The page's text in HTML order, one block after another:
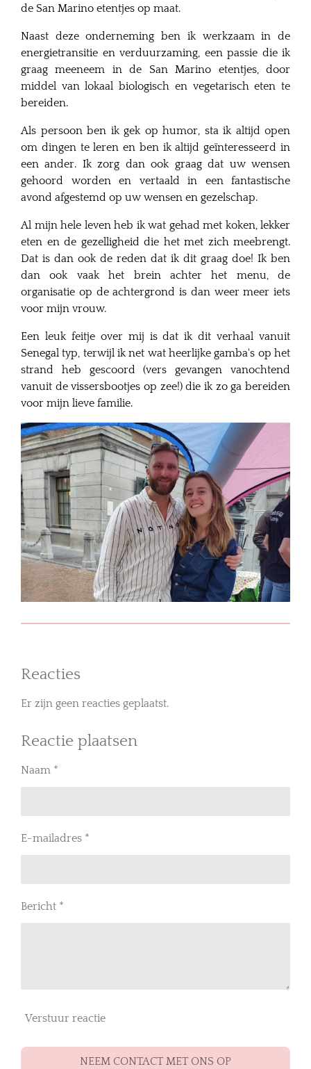
de San Marino etentjes op maat.
Naast deze onderneming ben ik werkzaam in de
energietransitie en verduurzaming, een passie die ik
graag meeneem in de San Marino etentjes, door
middel van lokaal biologisch en vegetarisch eten te
bereiden.
Als persoon ben ik gek op humor, sta ik altijd open
om dingen te leren en ben ik altijd geïnteresseerd in
een ander. Ik zorg dan ook graag dat uw wensen
gehoord worden en vertaald in een fantastische
avond afgestemd op uw wensen en gezelschap.
Al mijn hele leven heb ik wat gehad met koken, lekker
eten en de gezelligheid die het met zich meebrengt.
Dat is dan ook de reden dat ik dit graag doe! Ik ben
dan ook vaak het brein achter het menu, de
organisatie op de achtergrond is dan weer meer iets
voor mijn vrouw.
Een leuk feitje over mij is dat ik dit verhaal vanuit
Senegal typ, terwijl ik net wat heerlijke gamba's op het
strand heb gescoord (vers gevangen vanochtend
vanuit de vissersbootjes op zee!) die ik zo ga bereiden
voor mijn lieve familie.
Reacties
Er zijn geen reacties geplaatst.
Reactie plaatsen
Naam *
E-mailadres *
Bericht *
Verstuur reactie
NEEM CONTACT MET ONS OP